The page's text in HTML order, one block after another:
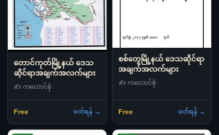
တောင်ကုတ်မြို့နယ် ဒေသ
ဆိုင်ရာအချက်အလက်များ
✍️ ကလောင်စုံ
Free ဖတ်ရန် →
စစ်တွေမြို့နယ် ဒေသဆိုင်ရာ
အချက်အလက်များ
✍️ ကလောင်စုံ
Free ဖတ်ရန် →